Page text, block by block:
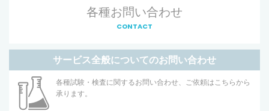
各種お問い合わせ
CONTACT
サービス全般についてのお問い合わせ
各種試験・検査に関するお問い合わせ、ご依頼はこちらから
承ります。